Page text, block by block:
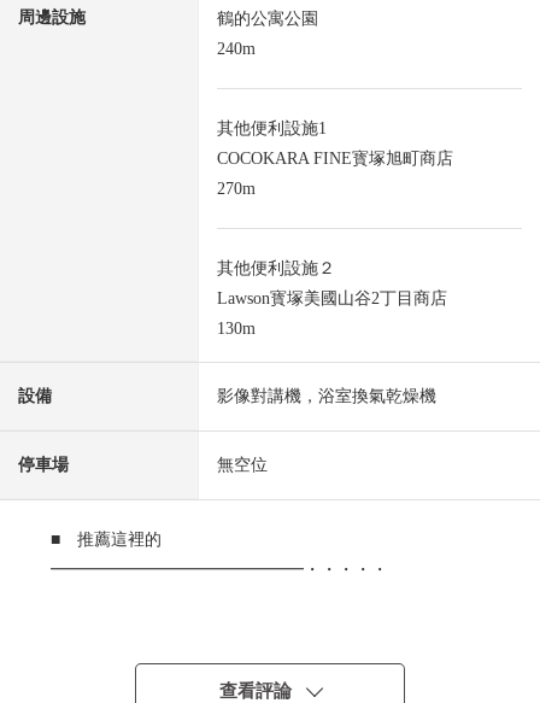
周邊設施
鶴的公寓公園
240m
其他便利設施1
COCOKARA FINE寳塚旭町商店
270m
其他便利設施２
Lawson寳塚美國山谷2丁目商店
130m
設備 影像對講機，浴室換氣乾燥機
停車場 無空位
■ 推薦這裡的
━━━━━━━━━━━━━━━・・・・・
・阪急寶冢線"清荒神"車站步行10分鐘
・阪急寶冢線"賣布神社"車站步行11分鐘
查看評論